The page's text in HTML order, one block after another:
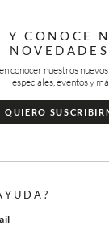
Y CONOCE
conocer nuestros
especiales, eventos y
QUIERO